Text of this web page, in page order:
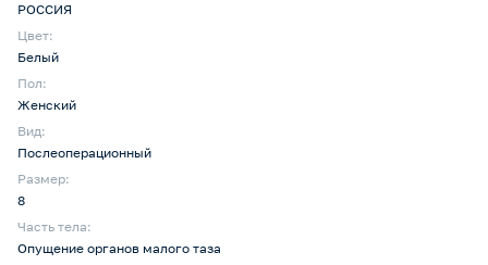
РОССИЯ
Цвет:
Белый
Пол:
Женский
Вид:
Послеоперационный
Размер:
8
Часть тела:
Опущение органов малого таза